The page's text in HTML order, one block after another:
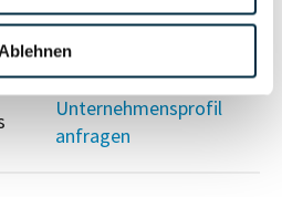
Ablehnen
Vollständiges
Unternehmensprofil
anfragen